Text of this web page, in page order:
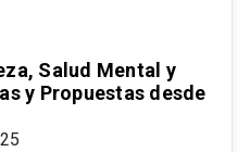
Salud Mental y
y Propuestas desde